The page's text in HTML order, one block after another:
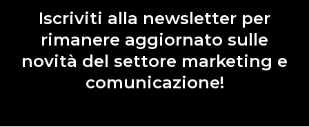
Iscriviti alla newsletter per
rimanere aggiornato sulle
novità del settore marketing e
comunicazione!